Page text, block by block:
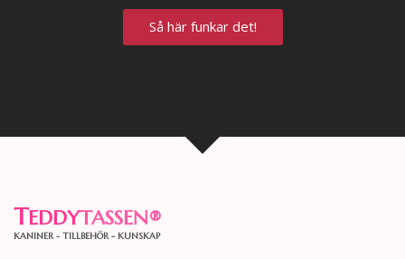
Så här funkar det!
TEDDYTASSEN®
KANINER - TILLBEHÖR - KUNSKAP